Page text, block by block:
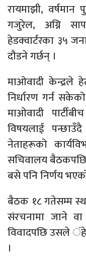
रायमाझी, वर्षमान
गजुरेल, अग्नि
हेडक्वार्टरका ३५
दौडने गर्छन् ।
माओवादी केन्द्रले
निर्धारण गर्न
माओवादी
विषयलाई
नेताहरूको
सचिवालय
बसे पनि निर्णय
बैठक १८ गतेसम्म
संरचनामा जाने
विवादपछि उसले
।